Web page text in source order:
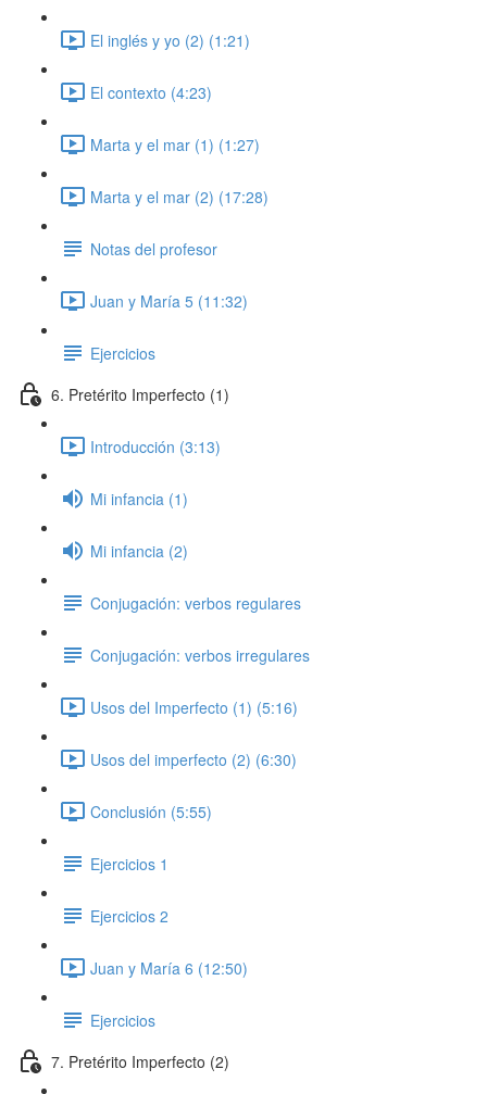
El inglés y yo (2) (1:21)
El contexto (4:23)
Marta y el mar (1) (1:27)
Marta y el mar (2) (17:28)
Notas del profesor
Juan y María 5 (11:32)
Ejercicios
6. Pretérito Imperfecto (1)
Introducción (3:13)
Mi infancia (1)
Mi infancia (2)
Conjugación: verbos regulares
Conjugación: verbos irregulares
Usos del Imperfecto (1) (5:16)
Usos del imperfecto (2) (6:30)
Conclusión (5:55)
Ejercicios 1
Ejercicios 2
Juan y María 6 (12:50)
Ejercicios
7. Pretérito Imperfecto (2)